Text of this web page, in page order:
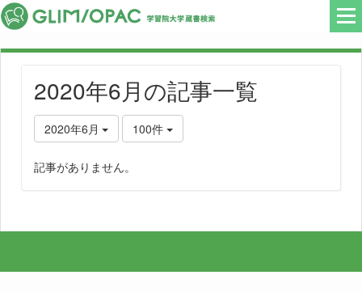
2020年6月の記事一覧
2020年6月 100件
記事がありません。